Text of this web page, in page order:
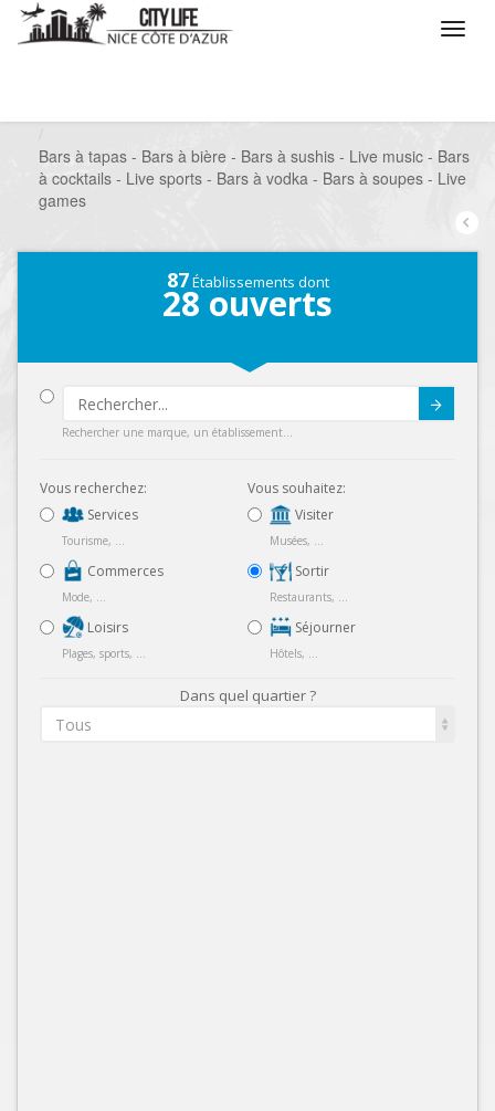
Bars à tapas - Bars à bière - Bars à sushis - Live music - Bars
à cocktails - Live sports - Bars à vodka - Bars à soupes - Live
games
87Établissements dont
28 ouverts
Rechercher une marque, un établissement...
Vous recherchez:
Services
Tourisme, ...
Commerces
Mode, ...
Loisirs
Plages, sports, ...
Vous souhaitez:
Visiter
Musées, ...
Sortir
Restaurants, ...
Séjourner
Hôtels, ...
Dans quel quartier ?
Tous